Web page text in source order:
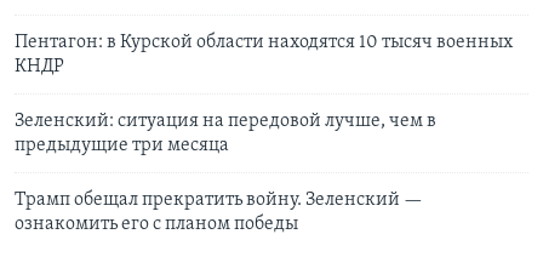
Пентагон: в Курской области находятся 10 тысяч военных
КНДР
Зеленский: ситуация на передовой лучше, чем в
предыдущие три месяца
Трамп обещал прекратить войну. Зеленский —
ознакомить его с планом победы